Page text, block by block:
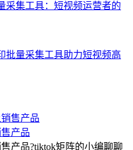
采集工具：短视频运营者的
批量采集工具助力短视频高
产品
产品?tiktok矩阵的小编聊聊